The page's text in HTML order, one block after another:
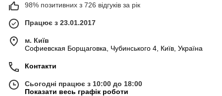
98% позитивних з 726 відгуків за рік
Працює з 23.01.2017
м. Київ
Софиевская Борщаговка, Чубинського 4, Київ, Україна
Контакти
Сьогодні працює з 10:00 до 18:00
Показати весь графік роботи